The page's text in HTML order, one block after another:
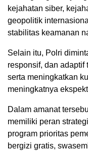
kejahatan siber,
geopolitik
stabilitas keamanan
Selain itu, Polri
responsif, dan adaptif
serta meningkatkan
meningkatnya
Dalam amanat
memiliki peran
program prioritas
bergizi gratis,